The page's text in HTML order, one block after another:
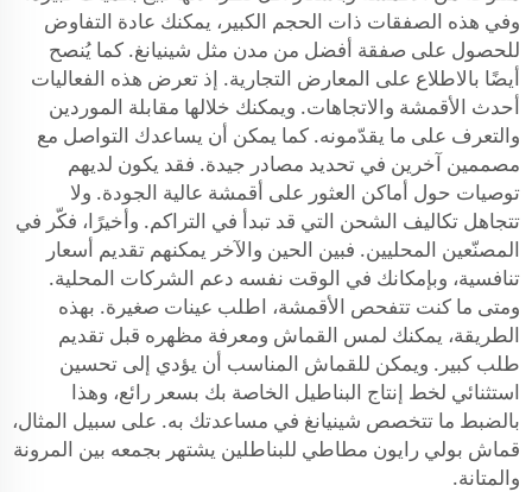
وفي هذه الصفقات ذات الحجم الكبير، يمكنك عادة التفاوض
للحصول على صفقة أفضل من مدن مثل شينيانغ. كما يُنصح
أيضًا بالاطلاع على المعارض التجارية. إذ تعرض هذه الفعاليات
أحدث الأقمشة والاتجاهات. ويمكنك خلالها مقابلة الموردين
والتعرف على ما يقدّمونه. كما يمكن أن يساعدك التواصل مع
مصممين آخرين في تحديد مصادر جيدة. فقد يكون لديهم
توصيات حول أماكن العثور على أقمشة عالية الجودة. ولا
تتجاهل تكاليف الشحن التي قد تبدأ في التراكم. وأخيرًا، فكّر في
المصنّعين المحليين. فبين الحين والآخر يمكنهم تقديم أسعار
تنافسية، وبإمكانك في الوقت نفسه دعم الشركات المحلية.
ومتى ما كنت تتفحص الأقمشة، اطلب عينات صغيرة. بهذه
الطريقة، يمكنك لمس القماش ومعرفة مظهره قبل تقديم
طلب كبير. ويمكن للقماش المناسب أن يؤدي إلى تحسين
استثنائي لخط إنتاج البناطيل الخاصة بك بسعر رائع، وهذا
بالضبط ما تتخصص شينيانغ في مساعدتك به. على سبيل المثال،
قماش بولي رايون مطاطي للبناطلين يشتهر بجمعه بين المرونة
والمتانة.